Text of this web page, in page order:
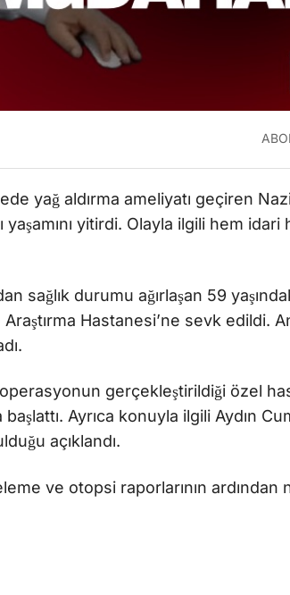
yağ aldırma ameliyatı geçiren
yitirdi. Olayla ilgili hem idari
sağlık durumu ağırlaşan 59
Hastanesi’ne sevk edildi.
gerçekleştirildiği özel
Ayrıca konuyla ilgili Aydın
açıklandı.
ve otopsi raporlarının ardından